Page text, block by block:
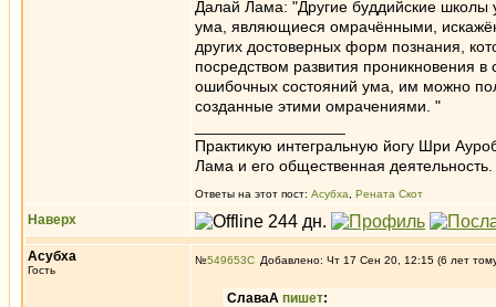
Далай Лама: "Другие буддийские
ума, являющиеся омрачёнными,
других достоверных форм познания,
посредством развития проникновения
ошибочных состояний ума, им можно
созданные этими омрачениями. "
Практикую интегральную йогу Шри
Лама и его общественная деятельность.
Ответы на этот пост: Асубха Рената Скот
Наверх
Асубха
Гость
№549653 Добавлено: Чт 17 Сен 20, 12:15 (6 лет
СлаваА пишет: